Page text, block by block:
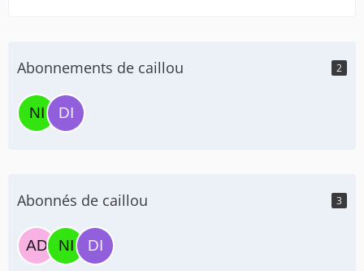
Abonnements de caillou 2
Abonnés de caillou 3